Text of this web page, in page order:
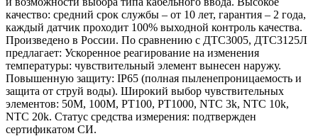
качество: средний срок службы – от 10 лет, гарантия – 2 года,
каждый датчик проходит 100% выходной контроль качества.
Произведено в России. По сравнению с ДТС3005, ДТС3125Л
предлагает: Ускоренное реагирование на изменения
температуры: чувствительный элемент вынесен наружу.
Повышенную защиту: IP65 (полная пыленепроницаемость и
защита от струй воды). Широкий выбор чувствительных
элементов: 50М, 100М, РТ100, РТ1000, NTC 3k, NTC 10k,
NTC 20k. Статус средства измерения: подтвержден
сертификатом СИ.